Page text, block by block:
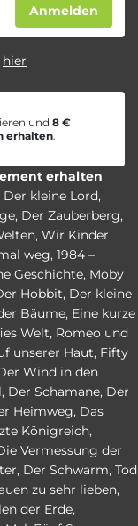
Anmelden
hier
und 8 €
erhalten.
erhalten
Der kleine Lord,
, Der Zauberberg,
, Wir Kinder
weg, 1984 –
Geschichte, Moby
Hobbit, Der kleine
Bäume, Eine kurze
Welt, Romeo und
unserer Haut, Fifty
Wind in den
, Der Schamane, Der
Heimweg, Das
Königreich,
Vermessung der
, Der Schwarm, Tod
zu sehr lieben,
der Erde,